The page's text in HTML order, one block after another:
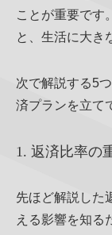
ことが重要です
と、生活に大き
次で解説する5
済プランを立て
1. 返済比率の
先ほど解説した
える影響を知る